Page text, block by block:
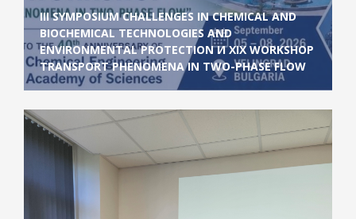
III SYMPOSIUM CHALLENGES IN CHEMICAL AND
BIOCHEMICAL TECHNOLOGIES AND
ENVIRONMENTAL PROTECTION И XIX WORKSHOP
TRANSPORT PHENOMENA IN TWO-PHASE FLOW